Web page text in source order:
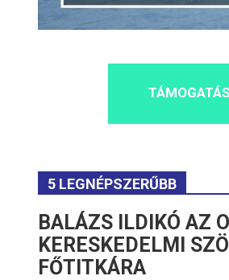
TÁMOGATÁS
5 LEGNÉPSZERŰBB
BALÁZS ILDIKÓ AZ
KERESKEDELMI
FŐTITKÁRA